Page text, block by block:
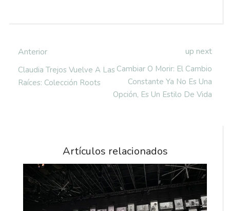
Anterior
Claudia Trejos Vuelve A Las
Raíces: Colección Roots
up next
Cambiar O Morir: El Cambio
Constante Ya No Es Una
Opción, Es Un Estilo De Vida
Artículos relacionados